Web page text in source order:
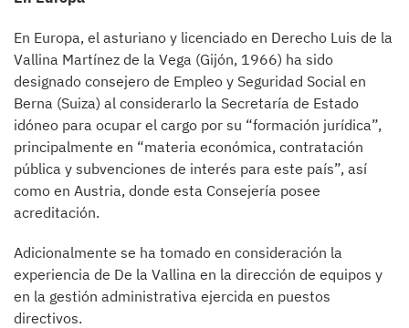
En Europa, el asturiano y licenciado en Derecho Luis de la
Vallina Martínez de la Vega (Gijón, 1966) ha sido
designado consejero de Empleo y Seguridad Social en
Berna (Suiza) al considerarlo la Secretaría de Estado
idóneo para ocupar el cargo por su “formación jurídica”,
principalmente en “materia económica, contratación
pública y subvenciones de interés para este país”, así
como en Austria, donde esta Consejería posee
acreditación.
Adicionalmente se ha tomado en consideración la
experiencia de De la Vallina en la dirección de equipos y
en la gestión administrativa ejercida en puestos
directivos.